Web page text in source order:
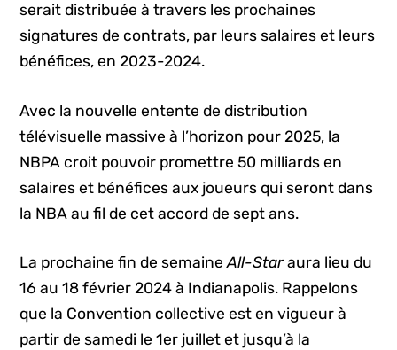
serait distribuée à travers les prochaines
signatures de contrats, par leurs salaires et leurs
bénéfices, en 2023-2024.
Avec la nouvelle entente de distribution
télévisuelle massive à l’horizon pour 2025, la
NBPA croit pouvoir promettre 50 milliards en
salaires et bénéfices aux joueurs qui seront dans
la NBA au fil de cet accord de sept ans.
La prochaine fin de semaineAll-Staraura lieu du
16 au 18 février 2024 à Indianapolis. Rappelons
que la Convention collective est en vigueur à
partir de samedi le 1er juillet et jusqu’à la